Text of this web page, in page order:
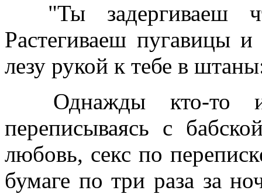
"Ты задергиваеш
Растегиваеш пугавицы
лезу рукой к тебе в
Однажды кто-то
переписываясь с
любовь, секс по
бумаге по три раза за